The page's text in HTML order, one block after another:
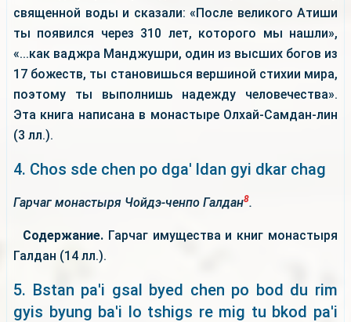
священной воды и сказали: «После великого Атиши
ты появился через 310 лет, которого мы нашли»,
«...как ваджра Манджушри, один из высших богов из
17 божеств, ты становишься вершиной стихии мира,
поэтому ты выполнишь надежду человечества».
Эта книга написана в монастыре Олхай-Самдан-лин
(3 лл.).
4. Chos sde chen po dga' ldan gyi dkar chag
Гарчаг монастыря Чойдэ-ченпо Галдан8.
Содержание. Гарчаг имущества и книг монастыря
Галдан (14 лл.).
5. Bstan pa'i gsal byed chen po bod du rim
gyis byung ba'i lo tshigs re mig tu bkod pa'i